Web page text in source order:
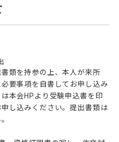
類を持参の上、本人が来所
要事項を自書してお申し込み
本会HPより受験申込書を印
し込みください。提出書類は